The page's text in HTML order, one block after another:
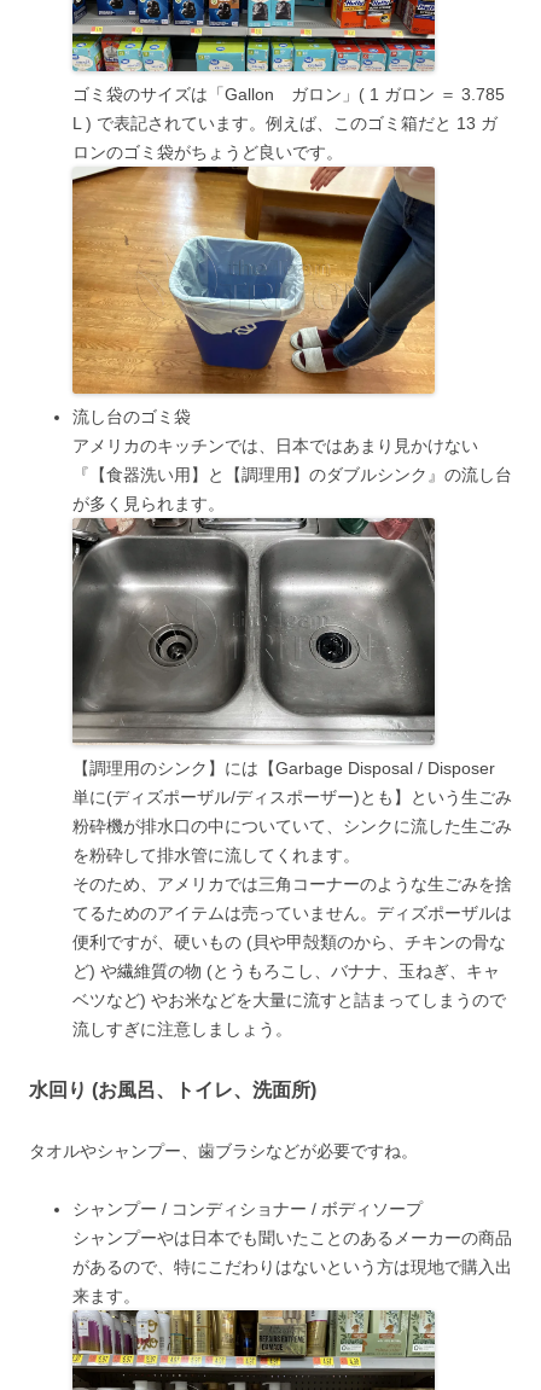
ゴミ袋のサイズは「Gallon ガロン」( 1 ガロン ＝ 3.785
L ) で表記されています。例えば、このゴミ箱だと 13 ガ
ロンのゴミ袋がちょうど良いです。
流し台のゴミ袋
アメリカのキッチンでは、日本ではあまり見かけない
『【食器洗い用】と【調理用】のダブルシンク』の流し台
が多く見られます。
【調理用のシンク】には【Garbage Disposal / Disposer
単に(ディズポーザル/ディスポーザー)とも】という生ごみ
粉砕機が排水口の中についていて、シンクに流した生ごみ
を粉砕して排水管に流してくれます。
そのため、アメリカでは三角コーナーのような生ごみを捨
てるためのアイテムは売っていません。ディズポーザルは
便利ですが、硬いもの (貝や甲殻類のから、チキンの骨な
ど) や繊維質の物 (とうもろこし、バナナ、玉ねぎ、キャ
ベツなど) やお米などを大量に流すと詰まってしまうので
流しすぎに注意しましょう。
水回り (お風呂、トイレ、洗面所)
タオルやシャンプー、歯ブラシなどが必要ですね。
シャンプー / コンディショナー / ボディソープ
シャンプーやは日本でも聞いたことのあるメーカーの商品
があるので、特にこだわりはないという方は現地で購入出
来ます。